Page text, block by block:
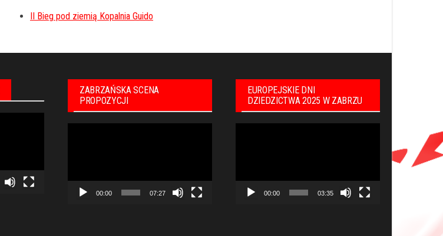
II Bieg pod ziemią Kopalnia Guido
ZABRZAŃSKA SCENA
PROPOZYCJI
00:00 07:27
EUROPEJSKIE DNI
DZIEDZICTWA 2025 W ZABRZU
00:00 03:35